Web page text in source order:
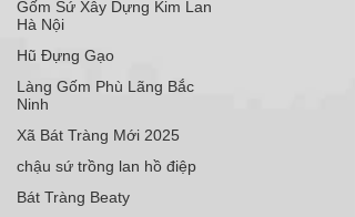
Gốm Sứ Xây Dựng Kim Lan
Hà Nội
Hũ Đựng Gạo
Làng Gốm Phù Lãng Bắc
Ninh
Xã Bát Tràng Mới 2025
chậu sứ trồng lan hồ điệp
Bát Tràng Beaty